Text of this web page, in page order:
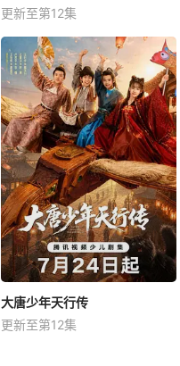
更新至第12集
大唐少年天行传
更新至第12集